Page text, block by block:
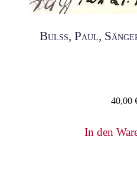
Bulss, Paul,
40,00
In den